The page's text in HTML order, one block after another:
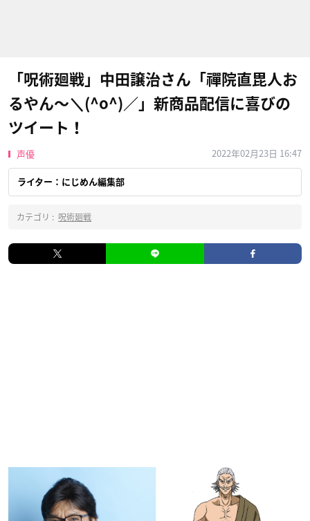
「呪術廻戦」中田譲治さん「禪院直毘人お
るやん〜＼(^o^)／」新商品配信に喜びの
ツイート！
声優 2022年02月23日 16:47
ライター：にじめん編集部
カテゴリ : 呪術廻戦